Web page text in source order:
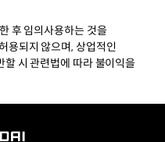
후 임의사용하는 것을
용되지 않으며, 상업적인
시 관련법에 따라 불이익을